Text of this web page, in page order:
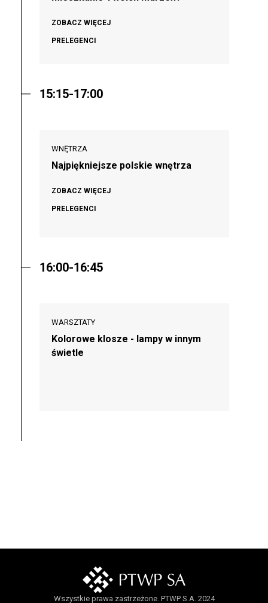
ZOBACZ WIĘCEJ
PRELEGENCI
15:15-17:00
WNĘTRZA
Najpiękniejsze polskie wnętrza
ZOBACZ WIĘCEJ
PRELEGENCI
16:00-16:45
WARSZTATY
Kolorowe klosze - lampy w innym
świetle
Wszystkie prawa zastrzeżone. PTWP S.A. 2024